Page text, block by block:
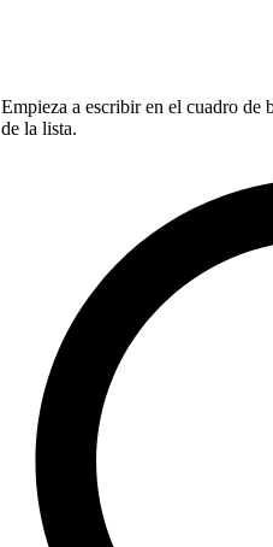
Empieza a escribir en el cuadro de
de la lista.